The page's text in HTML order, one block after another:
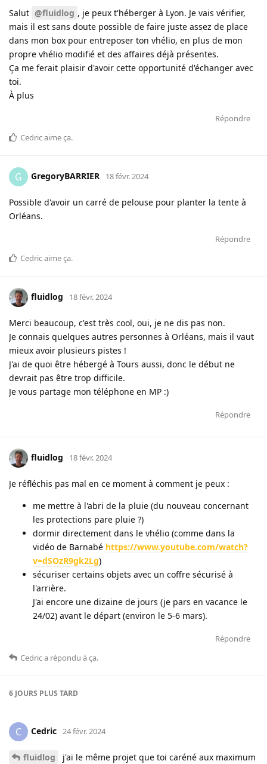
Salut @fluidlog , je peux t'héberger à Lyon. Je vais vérifier,
mais il est sans doute possible de faire juste assez de place
dans mon box pour entreposer ton vhélio, en plus de mon
propre vhélio modifié et des affaires déjà présentes.
Ça me ferait plaisir d'avoir cette opportunité d'échanger avec
toi.
À plus
Répondre
Cedricaime ça.
G GregoryBARRIER 18 févr. 2024
Possible d'avoir un carré de pelouse pour planter la tente à
Orléans.
Répondre
Cedricaime ça.
fluidlog 18 févr. 2024
Merci beaucoup, c'est très cool, oui, je ne dis pas non.
Je connais quelques autres personnes à Orléans, mais il vaut
mieux avoir plusieurs pistes !
J'ai de quoi être hébergé à Tours aussi, donc le début ne
devrait pas être trop difficile.
Je vous partage mon téléphone en MP :)
Répondre
fluidlog 18 févr. 2024
Je réfléchis pas mal en ce moment à comment je peux :
me mettre à l'abri de la pluie (du nouveau concernant
les protections pare pluie ?)
dormir directement dans le vhélio (comme dans la
vidéo de Barnabé https://www.youtube.com/watch?
v=dSOzR9gk2Lg)
sécuriser certains objets avec un coffre sécurisé à
l'arrière.
J'ai encore une dizaine de jours (je pars en vacance le
24/02) avant le départ (environ le 5-6 mars).
Répondre
Cedrica répondu à ça.
6 JOURS PLUS TARD
C Cedric 24 févr. 2024
fluidlog
j'ai le même projet que toi caréné aux maximum